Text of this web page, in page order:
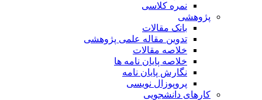
نمره کلاسی
پژوهشی
بانک مقالات
تدوین مقاله علمی پژوهشی
خلاصه مقالات
خلاصه پایان نامه ها
نگارش پایان نامه
پروپوزال نویسی
کارهای دانشجویی